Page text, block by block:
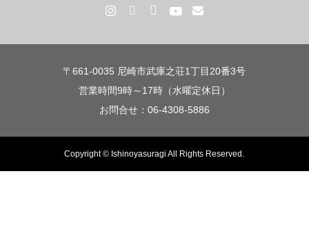
〒661-0035 尼崎市武庫之荘1丁目20番3号
営業時間9時～17時（水曜定休日）
お問合せ：06-4308-5886
Copyright © Ishinoyasuragi All Rights Reserved.